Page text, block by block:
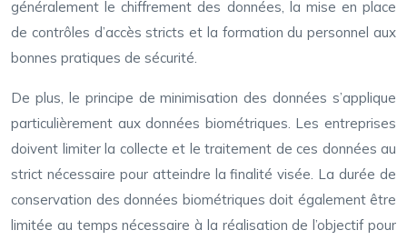
généralement le chiffrement des données, la mise en place
de contrôles d’accès stricts et la formation du personnel aux
bonnes pratiques de sécurité.
De plus, le principe de minimisation des données s’applique
particulièrement aux données biométriques. Les entreprises
doivent limiter la collecte et le traitement de ces données au
strict nécessaire pour atteindre la finalité visée. La durée de
conservation des données biométriques doit également être
limitée au temps nécessaire à la réalisation de l’objectif pour